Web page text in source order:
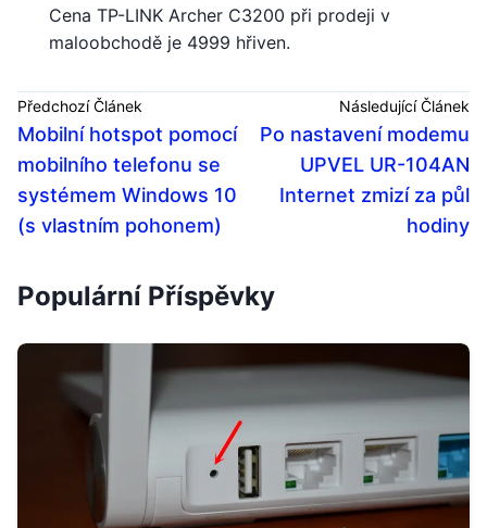
Cena TP-LINK Archer C3200 při prodeji v
maloobchodě je 4999 hřiven.
Předchozí Článek
Mobilní hotspot pomocí
mobilního telefonu se
systémem Windows 10
(s vlastním pohonem)
Následující Článek
Po nastavení modemu
UPVEL UR-104AN
Internet zmizí za půl
hodiny
Populární Příspěvky